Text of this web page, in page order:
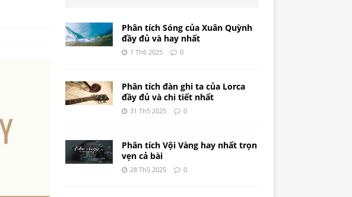
Phân tích Sóng của Xuân Quỳnh
đầy đủ và hay nhất
1 Th6 2025 0
Phân tích đàn ghi ta của Lorca
đầy đủ và chi tiết nhất
31 Th5 2025 0
Phân tích Vội Vàng hay nhất trọn
vẹn cả bài
28 Th5 2025 0